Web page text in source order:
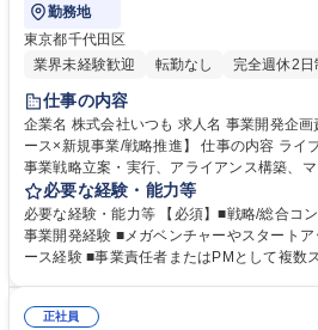
勤務地
東京都千代田区
業界未経験歓迎
転勤なし 完全週休2日
仕事の内容
企業名 株式会社いつも 求人名 事業開発企画責任者/BizDev【ライブコマ
ース×新規事業/戦略推進】 仕事の内容 ライブコマースおよび関連領域で
事業戦略立案・実行、アライアンス構築、
場分析からビジネスモデル設計、提携交渉
するポジションです。 ■ライブコマース・ソーシャルコマース市場分析、
事業戦略・戦術策定 ■定量分析を活用した
ニタリング・改善 ■国内外SNS・ECプラッ
マーケ）の企画・実行 ■事業スケールに向け
必要な経験・能力等
必要な経験・能力等 【必須】■戦略/総合コ
事業開発経験 ■メガベンチャーやスタート
ース経験 ■事業責任者またはPMとして複数
経験 ■事業戦略と人材戦略を接続した組織設
正社員